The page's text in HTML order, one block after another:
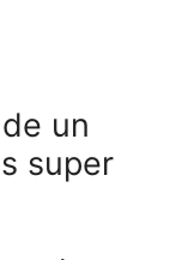
un
super